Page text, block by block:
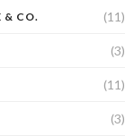
& CO. (11)
(3)
(11)
(3)